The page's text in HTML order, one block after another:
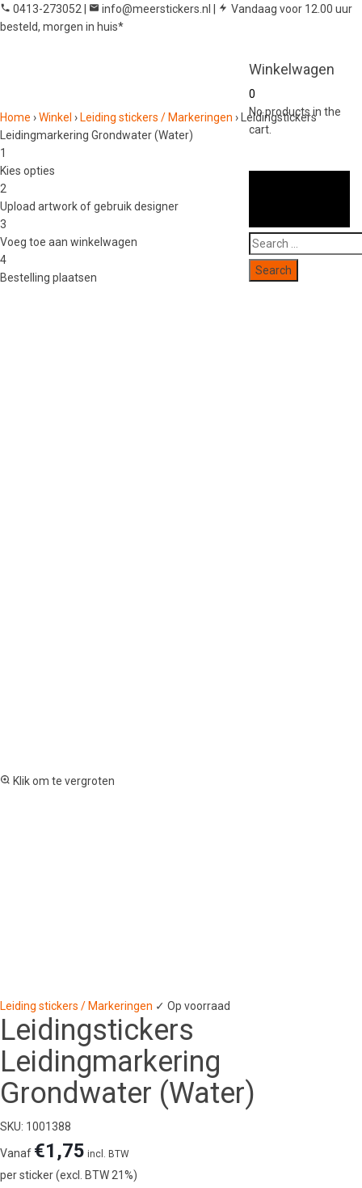
0413-273052 info@meerstickers.nl
Vandaag voor 12.00 uur
besteld, morgen in huis*
Winkelwagen
0
No products in the
cart.
Search
for:
Home ›Winkel › Leiding stickers / Markeringen ›
Leidingstickers
Leidingmarkering Grondwater (Water)
1
Kies opties
2
Upload artwork of gebruik designer
3
Voeg toe aan winkelwagen
4
Bestelling plaatsen
Klik om te vergroten
Leiding stickers / Markeringen ✓ Op voorraad
Leidingstickers
Leidingmarkering
Grondwater (Water)
SKU: 1001388
Vanaf €1,75 incl. BTW
per sticker (excl. BTW 21%)